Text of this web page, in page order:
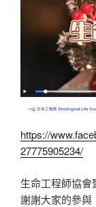
https://
27775905234/
生命工程師協會
謝謝大家的參與